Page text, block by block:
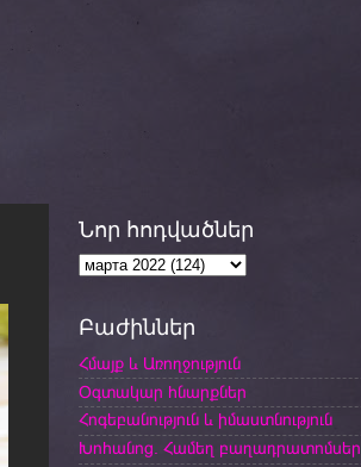
Նոր հոդվածներ
Բաժիններ
Հմայք և Առողջություն
Օգտակար հնարքներ
Հոգեբանություն և իմաստնություն
Խոհանոց. Համեղ բաղադրատոմսեր